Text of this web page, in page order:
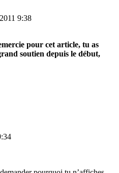
9:38
pour cet article, tu as
soutien depuis le début,